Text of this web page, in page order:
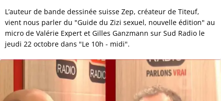
L’auteur de bande dessinée suisse Zep, créateur de Titeuf,
vient nous parler du "Guide du Zizi sexuel, nouvelle édition" au
micro de Valérie Expert et Gilles Ganzmann sur Sud Radio le
jeudi 22 octobre dans "Le 10h - midi".